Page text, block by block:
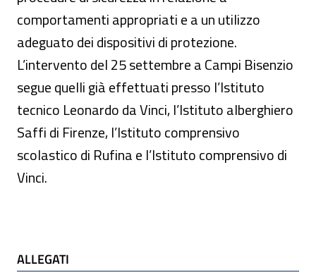
comportamenti appropriati e a un utilizzo
adeguato dei dispositivi di protezione.
L’intervento del 25 settembre a Campi Bisenzio
segue quelli già effettuati presso l’Istituto
tecnico Leonardo da Vinci, l’Istituto alberghiero
Saffi di Firenze, l’Istituto comprensivo
scolastico di Rufina e l’Istituto comprensivo di
Vinci.
ALLEGATI
ALLEGATI